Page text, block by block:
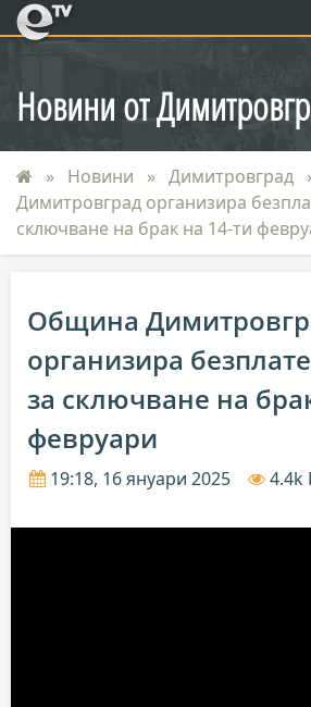
eTV
Новини от
Новини Димитровград
Димитровград организира
сключване на брак на 14-ти
Община
организира
за сключване на
февруари
19:18, 16 януари 2025 4.4k